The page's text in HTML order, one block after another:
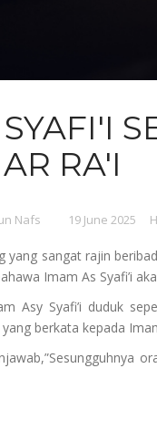
RA'I
Nafs 19 June 2025
yang sangat rajin
Imam As Syafi’i
Asy Syafi’i duduk
berkata kepada